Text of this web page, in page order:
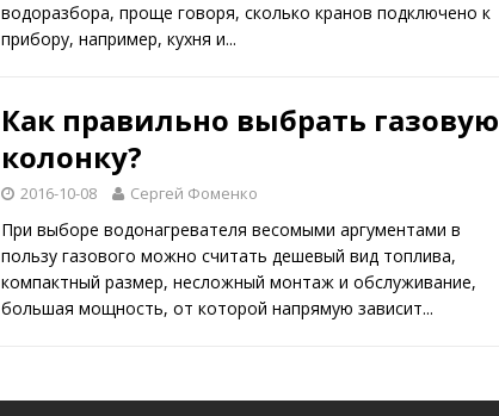
водоразбора, проще говоря, сколько кранов подключено к
прибору, например, кухня и...
Как правильно выбрать газовую
колонку?
2016-10-08 Сергей Фоменко
При выборе водонагревателя весомыми аргументами в
пользу газового можно считать дешевый вид топлива,
компактный размер, несложный монтаж и обслуживание,
большая мощность, от которой напрямую зависит...